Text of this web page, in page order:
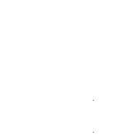
.
.